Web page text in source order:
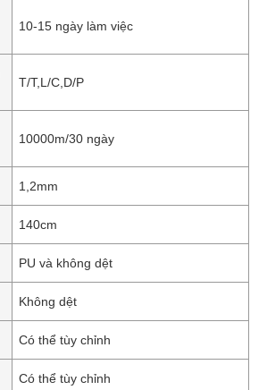
10-15 ngày làm việc
T/T,L/C,D/P
10000m/30 ngày
1,2mm
140cm
PU và không dệt
Không dệt
Có thể tùy chỉnh
Có thể tùy chỉnh